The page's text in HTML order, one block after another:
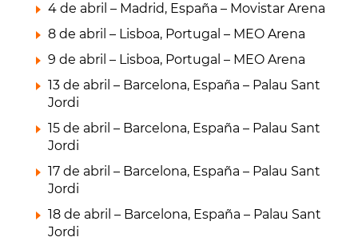
4 de abril – Madrid, España – Movistar Arena
8 de abril – Lisboa, Portugal – MEO Arena
9 de abril – Lisboa, Portugal – MEO Arena
13 de abril – Barcelona, España – Palau Sant
Jordi
15 de abril – Barcelona, España – Palau Sant
Jordi
17 de abril – Barcelona, España – Palau Sant
Jordi
18 de abril – Barcelona, España – Palau Sant
Jordi